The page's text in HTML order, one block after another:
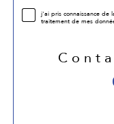
j'ai pris connaissance de
traitement de mes